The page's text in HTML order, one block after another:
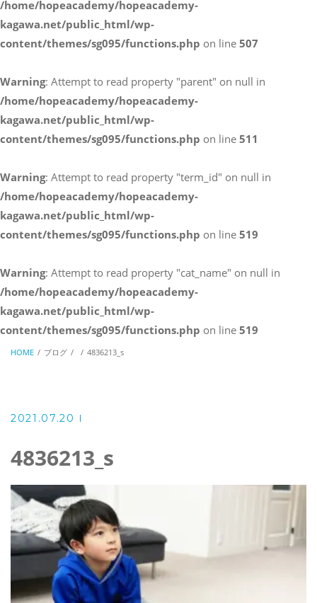
087-887-7663
Webからのお問い合わせ
CONTACT
/home/hopeacademy/hopeacademy-
kagawa.net/public_html/wp-
content/themes/sg095/functions.php on line 507
Warning: Attempt to read property "parent" on null in
/home/hopeacademy/hopeacademy-
kagawa.net/public_html/wp-
content/themes/sg095/functions.php on line 511
Warning: Attempt to read property "term_id" on null in
/home/hopeacademy/hopeacademy-
kagawa.net/public_html/wp-
content/themes/sg095/functions.php on line 519
Warning: Attempt to read property "cat_name" on null in
/home/hopeacademy/hopeacademy-
kagawa.net/public_html/wp-
content/themes/sg095/functions.php on line 519
HOME ブログ 4836213_s
2021.07.20
4836213_s